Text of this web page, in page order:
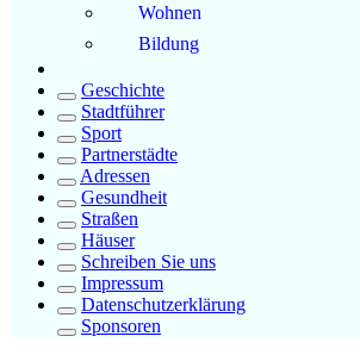
Wohnen
Bildung
Geschichte
Stadtführer
Sport
Partnerstädte
Adressen
Gesundheit
Straßen
Häuser
Schreiben Sie uns
Impressum
Datenschutzerklärung
Sponsoren